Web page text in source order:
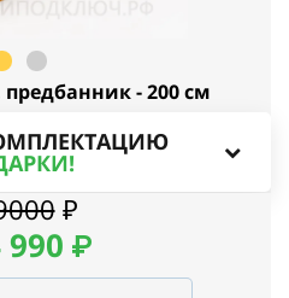
- 200 см
₽
990 ₽